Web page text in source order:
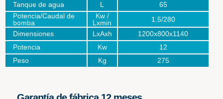
Tanque de agua
L
65
Potencia/Caudal de
bomba
Kw /
Lxmin
1.5/280
Dimensiones
LxAxh
1200x800x1140
Potencia
Kw
12
Peso
Kg 275